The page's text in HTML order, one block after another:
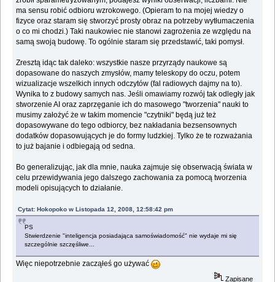
ma sensu robić odbioru wzrokowego. (Opieram to na mojej wiedzy o
fizyce oraz staram się stworzyć prosty obraz na potrzeby wytłumaczenia
o co mi chodzi.) Taki naukowiec nie stanowi zagrożenia ze względu na
samą swoją budowę. To ogólnie staram się przedstawić, taki pomysł.
Zresztą idąc tak daleko: wszystkie nasze przyrządy naukowe są
dopasowane do naszych zmysłów, mamy teleskopy do oczu, potem
wizualizacje wszelkich innych odczytów (fal radiowych dajmy na to).
Wynika to z budowy samych nas. Jeśli omawiamy rozwój tak odległy jak
stworzenie AI oraz zaprzęganie ich do masowego "tworzenia" nauki to
musimy założyć że w takim momencie "czytniki" będą już też
dopasowywane do tego odbiorcy, bez nakładania bezsensownych
dodatków dopasowujących je do formy ludzkiej. Tylko że te rozważania
to już bajanie i odbiegają od sedna.
Bo generalizując, jak dla mnie, nauka zajmuje się obserwacją świata w
celu przewidywania jego dalszego zachowania za pomocą tworzenia
modeli opisujących to działanie.
Cytat: Hokopoko w Listopada 12, 2008, 12:58:42 pm
PS
Stwierdzenie "inteligencja posiadająca samoświadomość" nie wydaje mi się
szczególnie szczęśliwe...
Więc niepotrzebnie zacząłeś go używać
Zapisane